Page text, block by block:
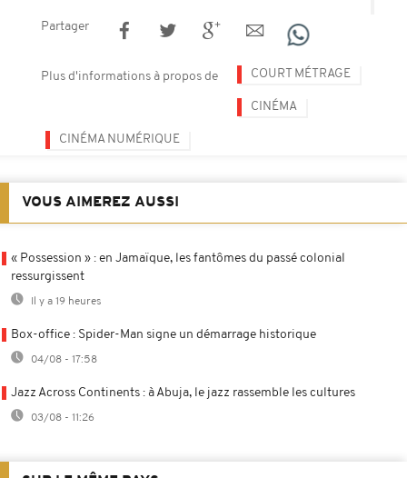
Partager
Plus d'informations à propos de COURT MÉTRAGE
CINÉMA
CINÉMA NUMÉRIQUE
VOUS AIMEREZ AUSSI
« Possession » : en Jamaïque, les fantômes du passé colonial
ressurgissent
Il y a 19 heures
Box-office : Spider-Man signe un démarrage historique
04/08 - 17:58
Jazz Across Continents : à Abuja, le jazz rassemble les cultures
03/08 - 11:26